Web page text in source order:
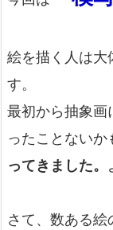
絵を描く人は大
す。
最初から抽象画
ったことないか
ってきました。
さて、数ある絵